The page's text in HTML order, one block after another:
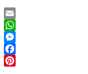
Email
WhatsApp
Messenger
Facebook